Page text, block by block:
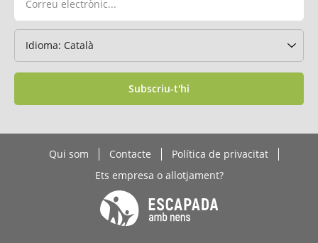
Subscriu-t'hi
Qui som Contacte
Política de privacitat
Ets empresa o allotjament?